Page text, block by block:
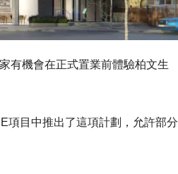
有機會在正式置業前體驗柏文生
項目中推出了這項計劃，允許部分